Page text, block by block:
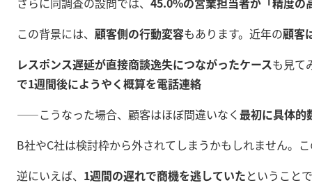
この背景には、 顧客側の行動変容もあります。近年の顧客
レスポンス遅延が直接商談逸失につながったケースも見て
で1週間後にようやく概算を電話連絡
——こうなった場合、顧客はほぼ間違いなく最初に具体的
B社やC社は検討枠から外されてしまうかもしれません。
逆にいえば、 1週間の遅れで商機を逃していたということ